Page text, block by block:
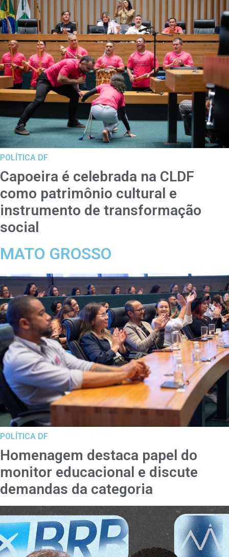
POLÍTICA DF
Capoeira é celebrada na CLDF
como patrimônio cultural e
instrumento de transformação
social
MATO GROSSO
POLÍTICA DF
Homenagem destaca papel do
monitor educacional e discute
demandas da categoria